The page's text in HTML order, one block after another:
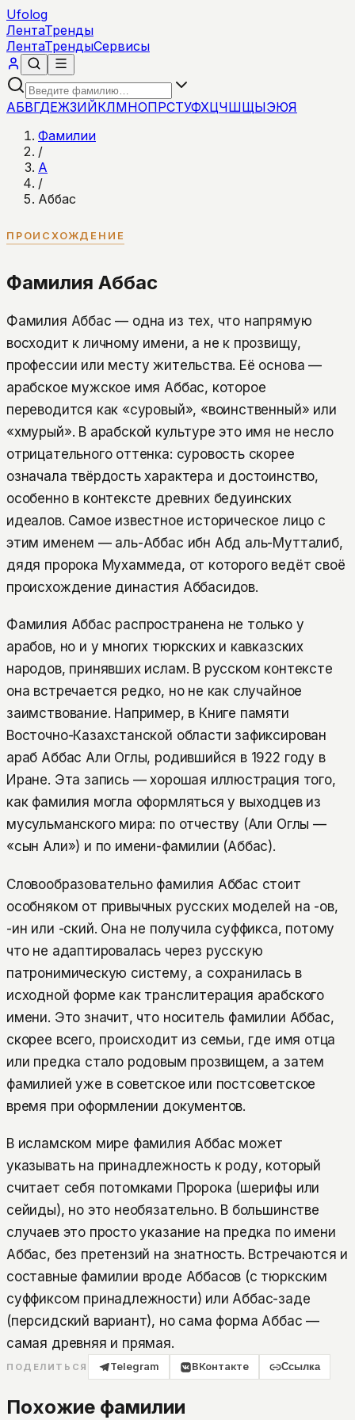
Ufolog
ЛентаТренды
ЛентаТрендыСервисы
АБВГДЕЖЗИЙКЛМНОПРСТУФХЦЧШЩЫЭЮЯ
Фамилии
/
А
/
Аббас
ПРОИСХОЖДЕНИЕ
Фамилия Аббас
Фамилия Аббас — одна из тех, что напрямую
восходит к личному имени, а не к прозвищу,
профессии или месту жительства. Её основа —
арабское мужское имя Аббас, которое
переводится как «суровый», «воинственный» или
«хмурый». В арабской культуре это имя не несло
отрицательного оттенка: суровость скорее
означала твёрдость характера и достоинство,
особенно в контексте древних бедуинских
идеалов. Самое известное историческое лицо с
этим именем — аль-Аббас ибн Абд аль-Мутталиб,
дядя пророка Мухаммеда, от которого ведёт своё
происхождение династия Аббасидов.
Фамилия Аббас распространена не только у
арабов, но и у многих тюркских и кавказских
народов, принявших ислам. В русском контексте
она встречается редко, но не как случайное
заимствование. Например, в Книге памяти
Восточно-Казахстанской области зафиксирован
араб Аббас Али Оглы, родившийся в 1922 году в
Иране. Эта запись — хорошая иллюстрация того,
как фамилия могла оформляться у выходцев из
мусульманского мира: по отчеству (Али Оглы —
«сын Али») и по имени-фамилии (Аббас).
Словообразовательно фамилия Аббас стоит
особняком от привычных русских моделей на -ов,
-ин или -ский. Она не получила суффикса, потому
что не адаптировалась через русскую
патронимическую систему, а сохранилась в
исходной форме как транслитерация арабского
имени. Это значит, что носитель фамилии Аббас,
скорее всего, происходит из семьи, где имя отца
или предка стало родовым прозвищем, а затем
фамилией уже в советское или постсоветское
время при оформлении документов.
В исламском мире фамилия Аббас может
указывать на принадлежность к роду, который
считает себя потомками Пророка (шерифы или
сейиды), но это необязательно. В большинстве
случаев это просто указание на предка по имени
Аббас, без претензий на знатность. Встречаются и
составные фамилии вроде Аббасов (с тюркским
суффиксом принадлежности) или Аббас-заде
(персидский вариант), но сама форма Аббас —
самая древняя и прямая.
ПОДЕЛИТЬСЯ Telegram ВКонтакте Ссылка
Похожие фамилии